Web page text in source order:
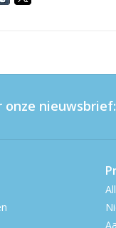
onze nieuwsbrief: